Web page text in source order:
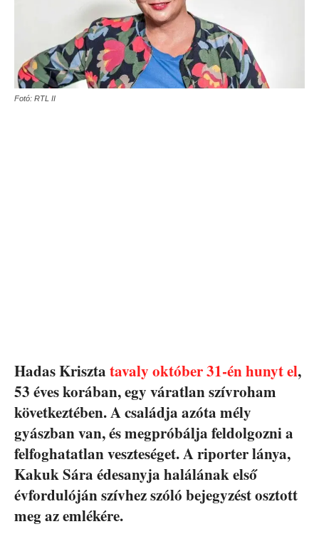
Fotó: RTL II
Hadas Kriszta tavaly október 31-én hunyt el,
53 éves korában, egy váratlan szívroham
következtében. A családja azóta mély
gyászban van, és megpróbálja feldolgozni a
felfoghatatlan veszteséget. A riporter lánya,
Kakuk Sára édesanyja halálának első
évfordulóján szívhez szóló bejegyzést osztott
meg az emlékére.